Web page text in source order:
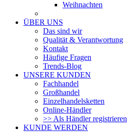
Weihnachten
ÜBER UNS
Das sind wir
Qualität & Verantwortung
Kontakt
Häufige Fragen
Trends-Blog
UNSERE KUNDEN
Fachhandel
Großhandel
Einzelhandelsketten
Online-Händler
>> Als Händler registrieren
KUNDE WERDEN